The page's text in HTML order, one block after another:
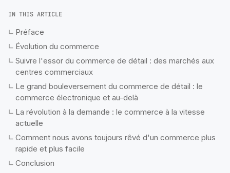
IN THIS ARTICLE
Préface
Évolution du commerce
Suivre l'essor du commerce de détail : des marchés aux
centres commerciaux
Le grand bouleversement du commerce de détail : le
commerce électronique et au-delà
La révolution à la demande : le commerce à la vitesse
actuelle
Comment nous avons toujours rêvé d'un commerce plus
rapide et plus facile
Conclusion